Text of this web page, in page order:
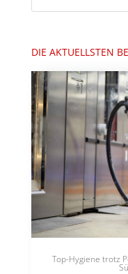
DIE AKTUELLSTEN
Top-Hygiene trotz